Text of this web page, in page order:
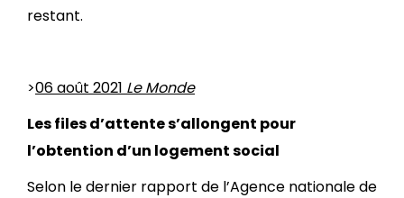
restant.
>06 août 2021 Le Monde
Les files d’attente s’allongent pour
l’obtention d’un logement social
Selon le dernier rapport de l’Agence nationale de